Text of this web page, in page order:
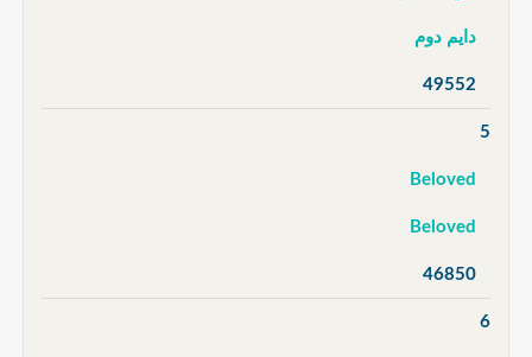
دايم دوم
49552
5
Beloved
Beloved
46850
6